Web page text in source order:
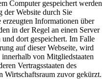
Computer gespeichert werden
der Website durch Sie
Informationen über
in der Regel an einen Server
dort gespeichert. Im Falle
auf dieser Webseite, wird
von Mitgliedstaaten
Vertragsstaaten des
Wirtschaftsraum zuvor gekürzt.